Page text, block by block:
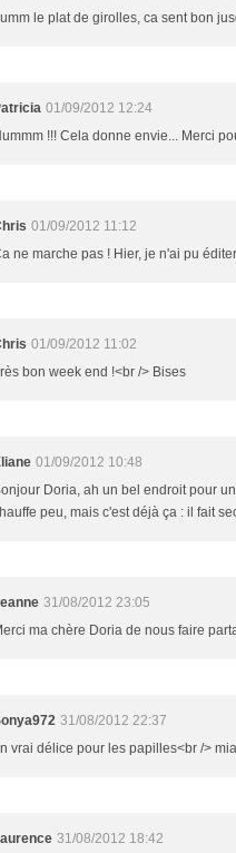
le plat de girolles, ca sent bon
01/09/2012 12:24
!!! Cela donne envie... Merci
01/09/2012 11:12
ne marche pas ! Hier, je n'ai pu
01/09/2012 11:02
bon week end !<br /> Bises
01/09/2012 10:48
Doria, ah un bel endroit pour
peu, mais c'est déjà ça : il fait
31/08/2012 23:05
ma chère Doria de nous faire
31/08/2012 22:37
vrai délice pour les papilles<br />
31/08/2012 18:42